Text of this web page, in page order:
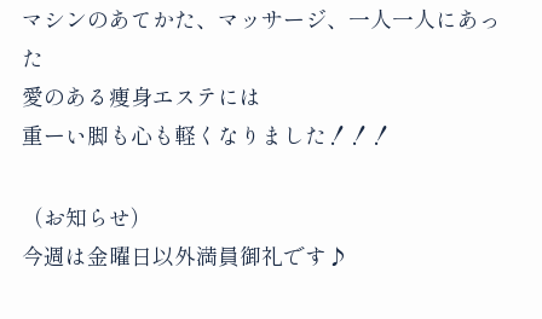
マシンのあてかた、マッサージ、一人一人にあっ
た
愛のある痩身エステには
重ーい脚も心も軽くなりました！！！
（お知らせ）
今週は金曜日以外満員御礼です♪